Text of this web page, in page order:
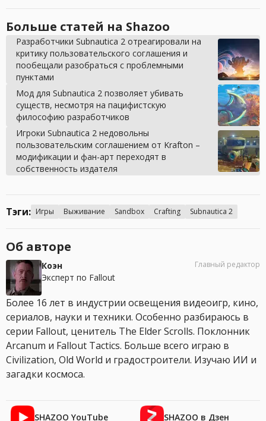
Больше статей на Shazoo
Разработчики Subnautica 2 отреагировали на
критику пользовательского соглашения и
пообещали разобраться с проблемными
пунктами
Мод для Subnautica 2 позволяет убивать
существ, несмотря на пацифистскую
философию разработчиков
Игроки Subnautica 2 недовольны
пользовательским соглашением от Krafton –
модификации и фан-арт переходят в
собственность издателя
Тэги: Игры Выживание Sandbox Crafting Subnautica 2
Об авторе
Коэн
Эксперт по Fallout
Главный редактор
Более 16 лет в индустрии освещения видеоигр, кино,
сериалов, науки и техники. Особенно разбираюсь в
серии Fallout, ценитель The Elder Scrolls. Поклонник
Arcanum и Fallout Tactics. Больше всего играю в
Civilization, Old World и градостроители. Изучаю ИИ и
загадки космоса.
SHAZOO YouTube SHAZOO в Дзен